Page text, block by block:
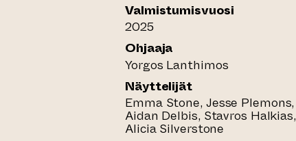
Valmistumisvuosi
2025
Ohjaaja
Yorgos Lanthimos
Näyttelijät
Emma Stone, Jesse Plemons,
Aidan Delbis, Stavros Halkias,
Alicia Silverstone